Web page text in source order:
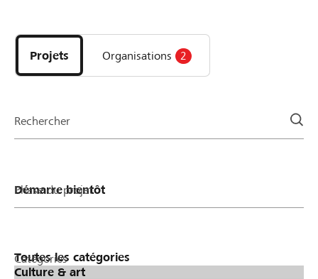
DE FR IT
les
projets
et
la
Projets Organisations 2
Rechercher
Phase du projet
Catégories